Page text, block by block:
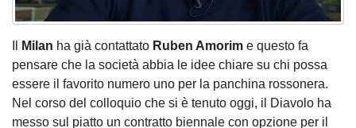
Milan ha già contattato Ruben Amorim e questo fa
pensare che la società abbia le idee chiare su chi possa
essere il favorito numero uno per la panchina rossonera.
Nel corso del colloquio che si è tenuto oggi, il Diavolo ha
messo sul piatto un contratto biennale con opzione per il